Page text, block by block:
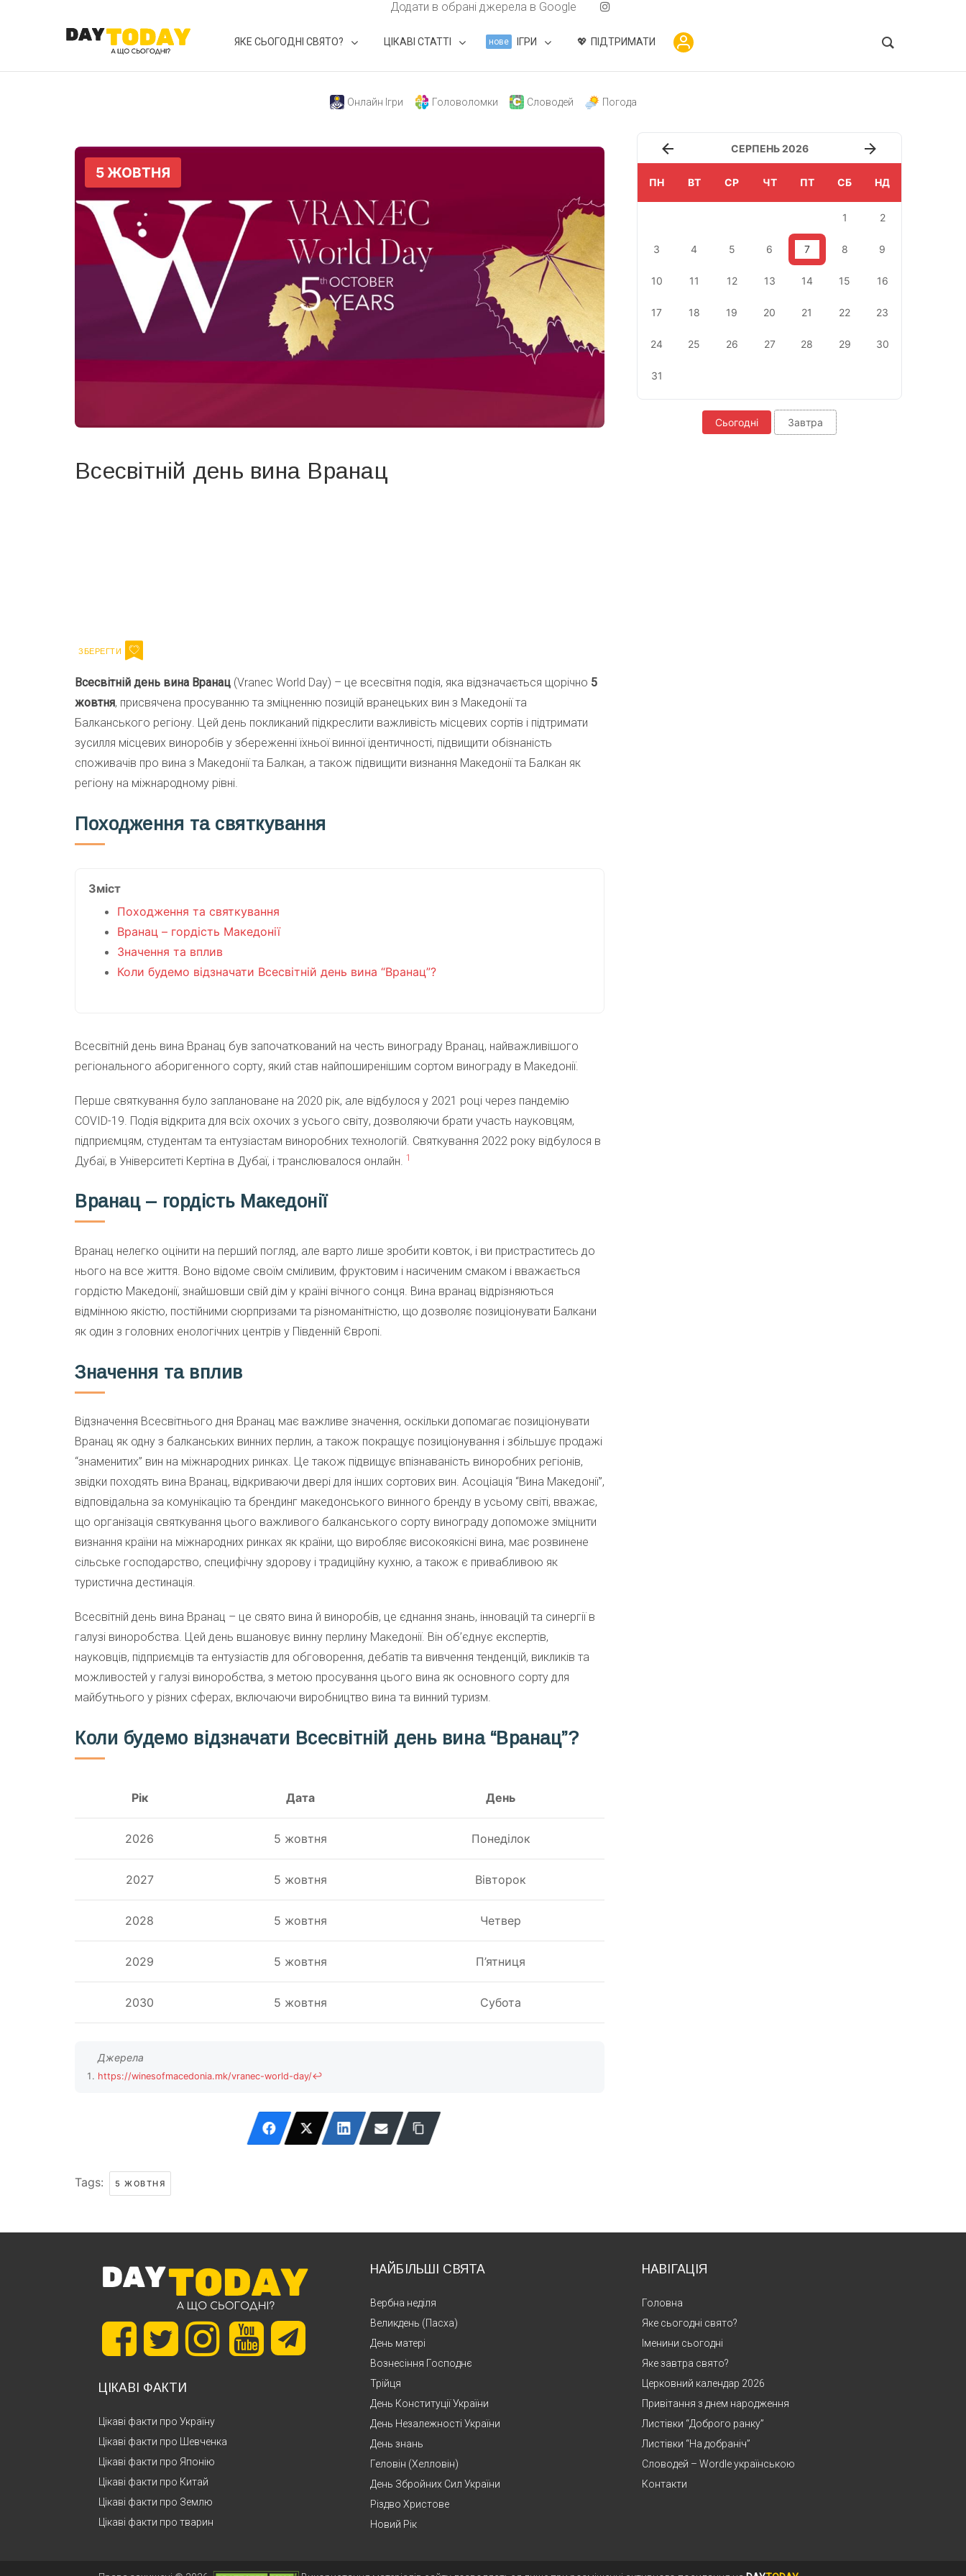
Додати в обрані джерела в Google
ЯКЕ СЬОГОДНІ СВЯТО? ЦІКАВІ СТАТТІ нове ІГРИ ПІДТРИМАТИ
Онлайн Ігри Головоломки Словодей Погода
Всесвітній день вина Вранац
Всесвітній день вина Вранац (Vranec World Day) – це всесвітня подія, яка відзначається щорічно 5
жовтня, присвячена просуванню та зміцненню позицій вранецьких вин з Македонії та
Балканського регіону. Цей день покликаний підкреслити важливість місцевих сортів і підтримати
зусилля місцевих виноробів у збереженні їхньої винної ідентичності, підвищити обізнаність
споживачів про вина з Македонії та Балкан, а також підвищити визнання Македонії та Балкан як
регіону на міжнародному рівні.
Походження та святкування
Зміст
Походження та святкування
Вранац – гордість Македонії
Значення та вплив
Коли будемо відзначати Всесвітній день вина “Вранац”?
Всесвітній день вина Вранац був започаткований на честь винограду Вранац, найважливішого
регіонального аборигенного сорту, який став найпоширенішим сортом винограду в Македонії.
Перше святкування було заплановане на 2020 рік, але відбулося у 2021 році через пандемію
COVID-19. Подія відкрита для всіх охочих з усього світу, дозволяючи брати участь науковцям,
підприємцям, студентам та ентузіастам виноробних технологій. Святкування 2022 року відбулося в
Дубаї, в Університеті Кертіна в Дубаї, і транслювалося онлайн.
1
Вранац – гордість Македонії
Вранац нелегко оцінити на перший погляд, але варто лише зробити ковток, і ви пристраститесь до
нього на все життя. Воно відоме своїм сміливим, фруктовим і насиченим смаком і вважається
гордістю Македонії, знайшовши свій дім у країні вічного сонця. Вина вранац відрізняються
відмінною якістю, постійними сюрпризами та різноманітністю, що дозволяє позиціонувати Балкани
як один з головних енологічних центрів у Південній Європі.
Значення та вплив
Відзначення Всесвітнього дня Вранац має важливе значення, оскільки допомагає позиціонувати
Вранац як одну з балканських винних перлин, а також покращує позиціонування і збільшує продажі
“знаменитих” вин на міжнародних ринках. Це також підвищує впізнаваність виноробних регіонів,
звідки походять вина Вранац, відкриваючи двері для інших сортових вин. Асоціація “Вина Македонії”,
відповідальна за комунікацію та брендинг македонського винного бренду в усьому світі, вважає,
що організація святкування цього важливого балканського сорту винограду допоможе зміцнити
визнання країни на міжнародних ринках як країни, що виробляє високоякісні вина, має розвинене
сільське господарство, специфічну здорову і традиційну кухню, а також є привабливою як
туристична дестинація.
Всесвітній день вина Вранац – це свято вина й виноробів, це єднання знань, інновацій та синергії в
галузі виноробства. Цей день вшановує винну перлину Македонії. Він об’єднує експертів,
науковців, підприємців та ентузіастів для обговорення, дебатів та вивчення тенденцій, викликів та
можливостей у галузі виноробства, з метою просування цього вина як основного сорту для
майбутнього у різних сферах, включаючи виробництво вина та винний туризм.
Коли будемо відзначати Всесвітній день вина “Вранац”?
Рік Дата День
2026 5 жовтня Понеділок
2027 5 жовтня Вівторок
2028 5 жовтня Четвер
2029 5 жовтня П’ятниця
2030 5 жовтня Субота
https://winesofmacedonia.mk/vranec-world-day/↩
Tags: 5 ЖОВТНЯ
СЕРПЕНЬ 2026
ПН ВТ СР ЧТ ПТ СБ НД
1 2
3 4 5 6 7 8 9
10 11 12 13 14 15 16
17 18 19 20 21 22 23
24 25 26 27 28 29 30
31
Сьогодні Завтра
ЦІКАВІ ФАКТИ
Цікаві факти про Україну
Цікаві факти про Шевченка
Цікаві факти про Японію
Цікаві факти про Китай
Цікаві факти про Землю
Цікаві факти про тварин
НАЙБІЛЬШІ СВЯТА
Вербна неділя
Великдень (Пасха)
День матері
Вознесіння Господнє
Трійця
День Конституції України
День Незалежності України
День знань
Геловін (Хелловін)
День Збройних Сил України
Різдво Христове
Новий Рік
НАВІГАЦІЯ
Головна
Яке сьогодні свято?
Іменини сьогодні
Яке завтра свято?
Церковний календар 2026
Привітання з днем народження
Листівки “Доброго ранку”
Листівки “На добраніч”
Словодей – Wordle українською
Контакти